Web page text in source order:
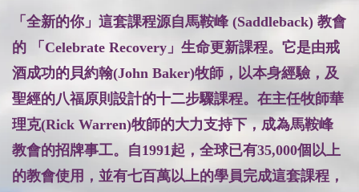
「全新的你」這套課程源自馬鞍峰 (Saddleback) 教會
的 「Celebrate Recovery」生命更新課程。它是由戒
酒成功的貝約翰(John Baker)牧師，以本身經驗，及
聖經的八福原則設計的十二步驟課程。在主任牧師華
理克(Rick Warren)牧師的大力支持下，成為馬鞍峰
教會的招牌事工。自1991起，全球已有35,000個以上
的教會使用，並有七百萬以上的學員完成這套課程，